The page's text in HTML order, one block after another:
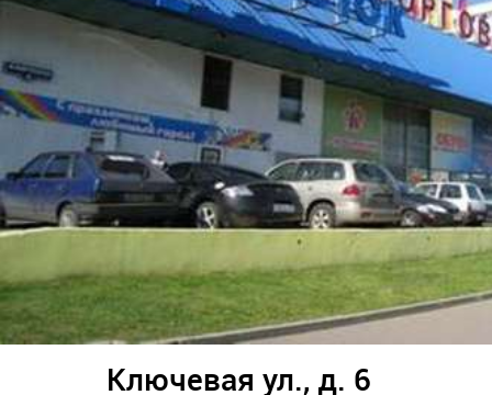
Ключевая ул., д. 6